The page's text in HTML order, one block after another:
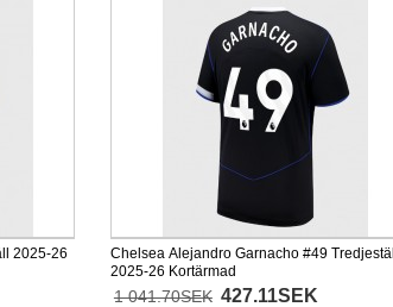
2025-26
Chelsea Alejandro Garnacho #49 Tredjeställ
2025-26 Kortärmad
1 041.70SEK 427.11SEK